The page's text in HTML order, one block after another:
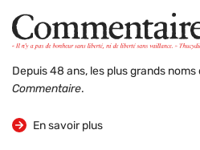
Depuis 48 ans, les plus grands
Commentaire.
En savoir plus
sur la revue